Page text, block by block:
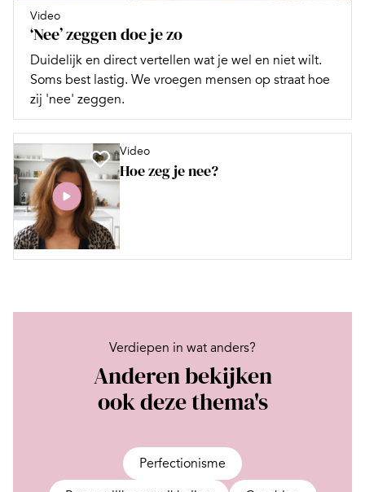
Video
‘Nee’ zeggen doe je zo
Duidelijk en direct vertellen wat je wel en niet wilt.
Soms best lastig. We vroegen mensen op straat hoe
zij 'nee' zeggen.
Video
Hoe zeg je nee?
Verdiepen in wat anders?
Anderen bekijken
ook deze thema's
Perfectionisme